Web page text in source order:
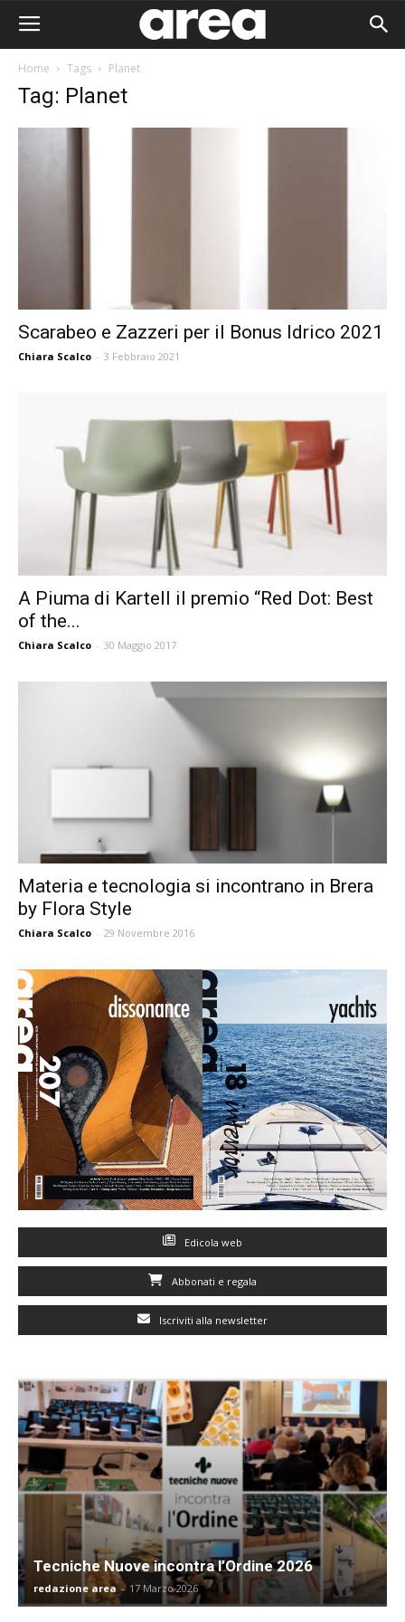
Home Tags Planet
Tag: Planet
Scarabeo e Zazzeri per il Bonus Idrico 2021
Chiara Scalco - 3 Febbraio 2021
A Piuma di Kartell il premio “Red Dot: Best
of the...
Chiara Scalco - 30 Maggio 2017
Materia e tecnologia si incontrano in Brera
by Flora Style
Chiara Scalco - 29 Novembre 2016
Edicola web
Abbonati e regala
Iscriviti alla newsletter
Tecniche Nuove incontra l’Ordine 2026
redazione area - 17 Marzo 2026